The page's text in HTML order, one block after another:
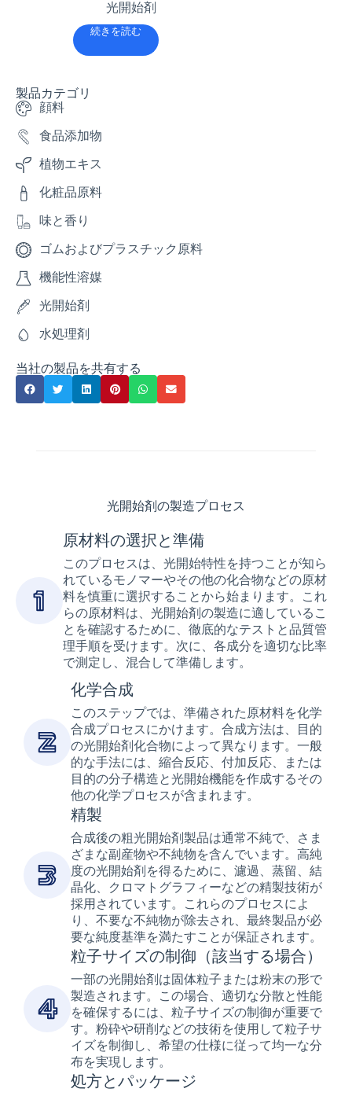
光開始剤
続きを読む
製品カテゴリ
顔料
食品添加物
植物エキス
化粧品原料
味と香り
ゴムおよびプラスチック原料
機能性溶媒
光開始剤
水処理剤
当社の製品を共有する
光開始剤の製造プロセス
原材料の選択と準備
このプロセスは、光開始特性を持つことが知ら
れているモノマーやその他の化合物などの原材
料を慎重に選択することから始まります。これ
らの原材料は、光開始剤の製造に適しているこ
とを確認するために、徹底的なテストと品質管
理手順を受けます。次に、各成分を適切な比率
で測定し、混合して準備します。
化学合成
このステップでは、準備された原材料を化学
合成プロセスにかけます。合成方法は、目的
の光開始剤化合物によって異なります。一般
的な手法には、縮合反応、付加反応、または
目的の分子構造と光開始機能を作成するその
他の化学プロセスが含まれます。
精製
合成後の粗光開始剤製品は通常不純で、さま
ざまな副産物や不純物を含んでいます。高純
度の光開始剤を得るために、濾過、蒸留、結
晶化、クロマトグラフィーなどの精製技術が
採用されています。これらのプロセスによ
り、不要な不純物が除去され、最終製品が必
要な純度基準を満たすことが保証されます。
粒子サイズの制御（該当する場合）
一部の光開始剤は固体粒子または粉末の形で
製造されます。この場合、適切な分散と性能
を確保するには、粒子サイズの制御が重要で
す。粉砕や研削などの技術を使用して粒子サ
イズを制御し、希望の仕様に従って均一な分
布を実現します。
処方とパッケージ